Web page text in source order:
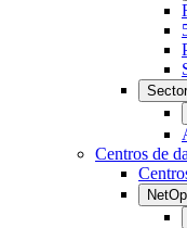
Centros de